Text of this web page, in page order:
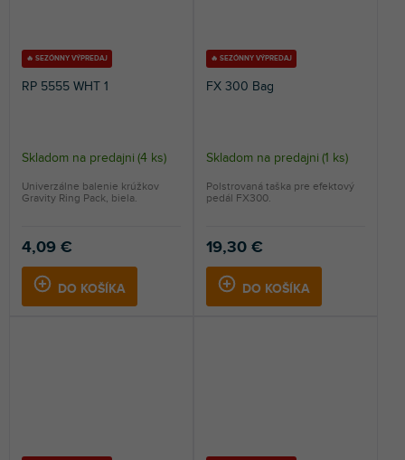
🔥 SEZÓNNY VÝPREDAJ
RP 5555 WHT 1
Skladom na predajni (4 ks)
4,09 €
DO KOŠÍKA
Univerzálne balenie krúžkov
Gravity Ring Pack, biela.
🔥 SEZÓNNY VÝPREDAJ
FX 300 Bag
Skladom na predajni (1 ks)
19,30 €
DO KOŠÍKA
Polstrovaná taška pre efektový
pedál FX300.